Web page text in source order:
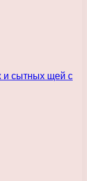
и сытных щей с